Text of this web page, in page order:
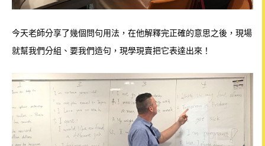
今天老師分享了幾個問句用法，在他解釋完正確的意思之後，現場
就幫我們分組、要我們造句，現學現賣把它表達出來！